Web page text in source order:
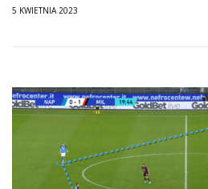
5 KWIETNIA 2023